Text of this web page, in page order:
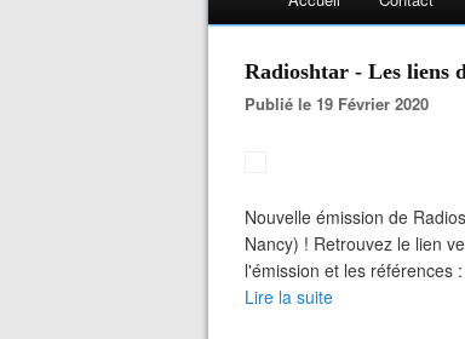
Radioshtar - Les liens
Publié le 19 Février 2020
Nouvelle émission de
Nancy) ! Retrouvez le lien
l'émission et les références
Lire la suite